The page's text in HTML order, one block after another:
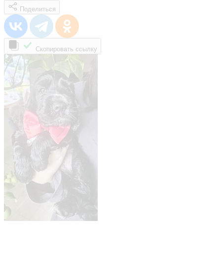
Поделиться
Скопировать ссылку